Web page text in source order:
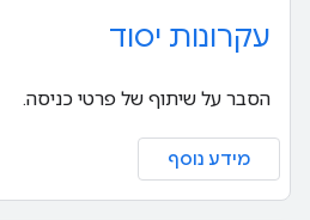
עקרונות יסוד
הסבר על שיתוף של פרטי כניסה.
מידע נוסף